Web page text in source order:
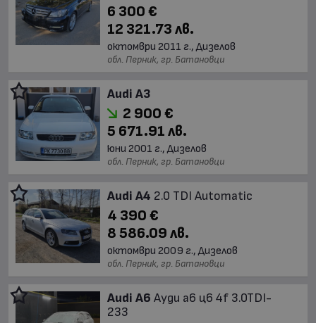
6 300 €
12 321.73 лв.
октомври 2011 г., Дизелов
обл. Перник, гр. Батановци
Audi A3
2 900 €
5 671.91 лв.
юни 2001 г., Дизелов
обл. Перник, гр. Батановци
Audi A4 2.0 TDI Automatic
4 390 €
8 586.09 лв.
октомври 2009 г., Дизелов
обл. Перник, гр. Батановци
Audi A6 Ауди а6 ц6 4f 3.0TDI-
233